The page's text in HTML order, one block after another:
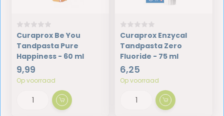
Curaprox Be You
Tandpasta Pure
Happiness - 60 ml
9,99
Op voorraad
Curaprox Enzycal
Tandpasta Zero
Fluoride - 75 ml
6,25
Op voorraad